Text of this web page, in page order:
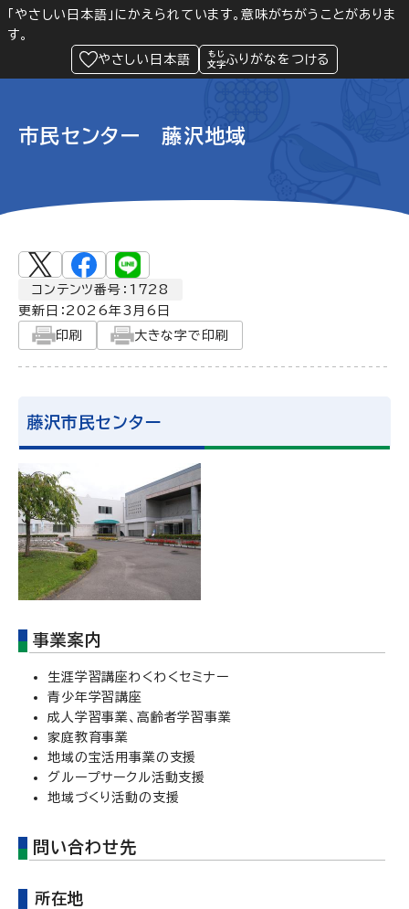
「やさしい日本語」にかえられています。意味がちがうことがありま
す。
やさしい日本語
ふりがなをつける
Language 閲覧支援
緊急情報
市民センター 藤沢地域
コンテンツ番号：1728
更新日： 2026年3月6日
印刷
大きな字で印刷
藤沢市民センター
事業案内
生涯学習講座わくわくセミナー
青少年学習講座
成人学習事業、高齢者学習事業
家庭教育事業
地域の宝活用事業の支援
グループサークル活動支援
地域づくり活動の支援
問い合わせ先
所在地